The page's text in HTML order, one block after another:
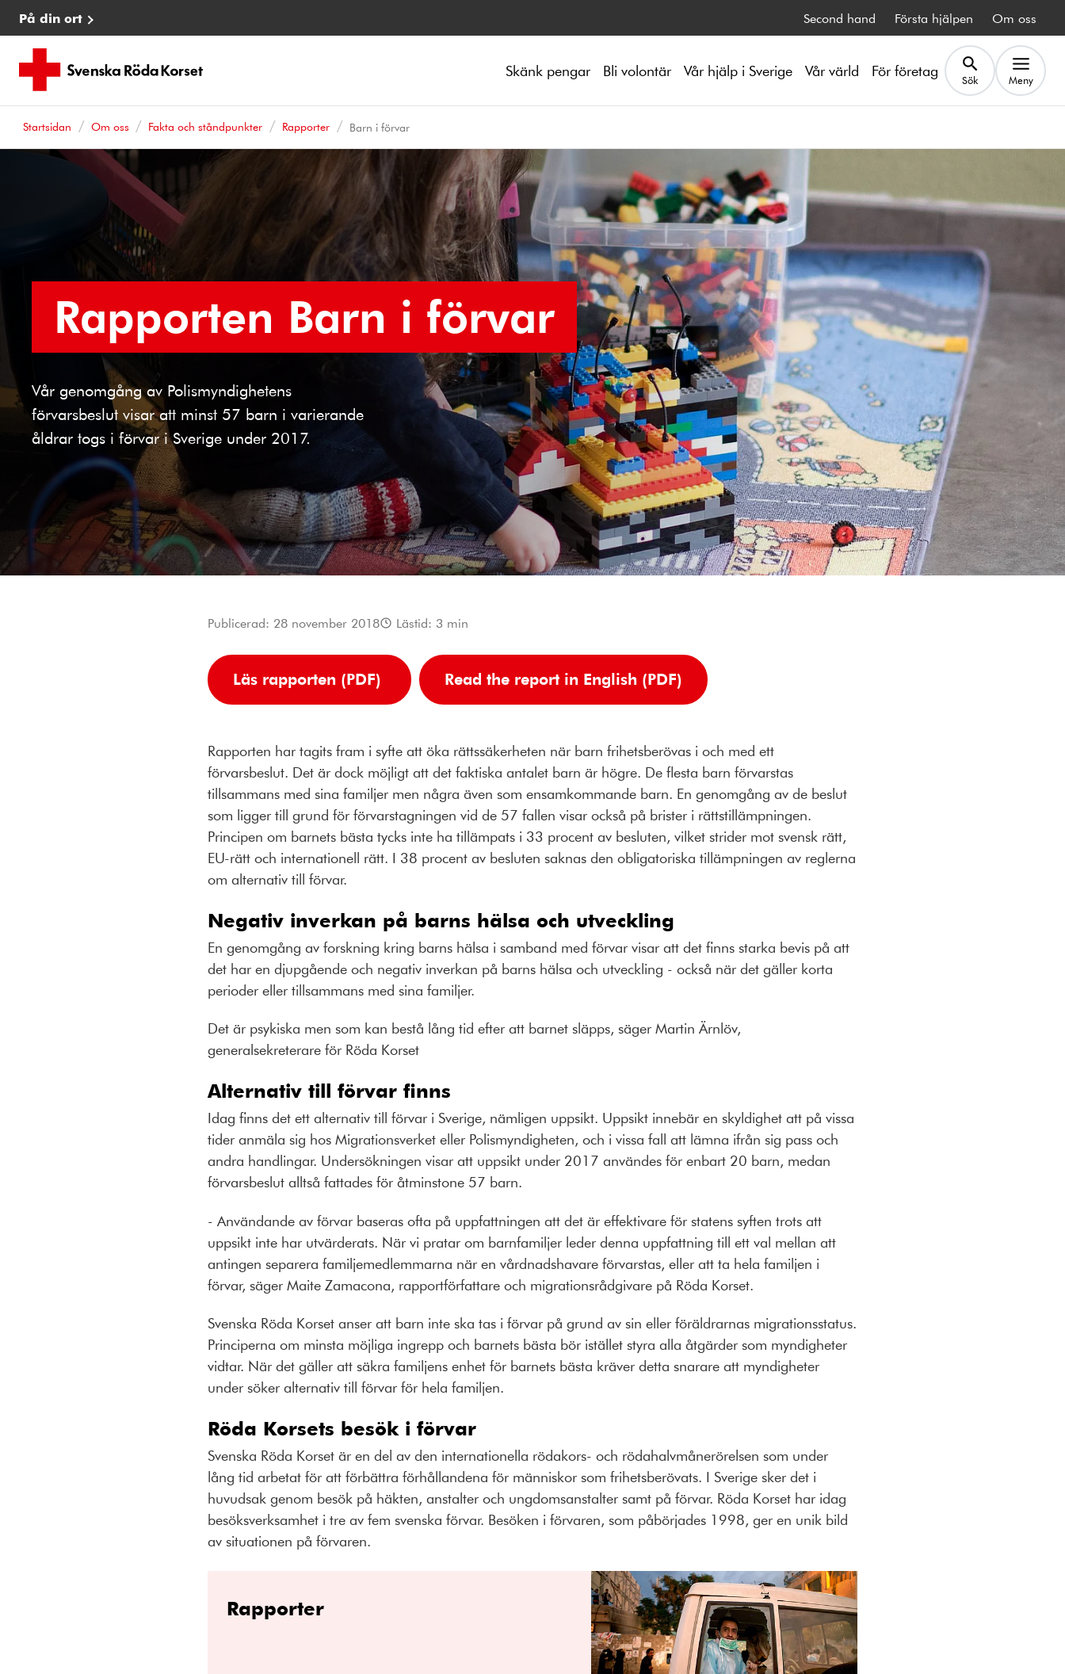
På din ort Second hand Första hjälpen Om oss
Skänk pengar Bli volontär Vår hjälp i Sverige Vår värld För företag Sök Meny
Startsidan Om oss Fakta och ståndpunkter Rapporter Barn i förvar
Rapporten Barn i förvar
Vår genomgång av Polismyndighetens
förvarsbeslut visar att minst 57 barn i varierande
åldrar togs i förvar i Sverige under 2017.
Publicerad: 28 november 2018 Lästid: 3 min
Läs rapporten (PDF) Read the report in English (PDF)
Rapporten har tagits fram i syfte att öka rättssäkerheten när barn frihetsberövas i och med ett
förvarsbeslut. Det är dock möjligt att det faktiska antalet barn är högre. De flesta barn förvarstas
tillsammans med sina familjer men några även som ensamkommande barn. En genomgång av de beslut
som ligger till grund för förvarstagningen vid de 57 fallen visar också på brister i rättstillämpningen.
Principen om barnets bästa tycks inte ha tillämpats i 33 procent av besluten, vilket strider mot svensk rätt,
EU-rätt och internationell rätt. I 38 procent av besluten saknas den obligatoriska tillämpningen av reglerna
om alternativ till förvar.
Negativ inverkan på barns hälsa och utveckling
En genomgång av forskning kring barns hälsa i samband med förvar visar att det finns starka bevis på att
det har en djupgående och negativ inverkan på barns hälsa och utveckling - också när det gäller korta
perioder eller tillsammans med sina familjer.
Det är psykiska men som kan bestå lång tid efter att barnet släpps, säger Martin Ärnlöv,
generalsekreterare för Röda Korset
Alternativ till förvar finns
Idag finns det ett alternativ till förvar i Sverige, nämligen uppsikt. Uppsikt innebär en skyldighet att på vissa
tider anmäla sig hos Migrationsverket eller Polismyndigheten, och i vissa fall att lämna ifrån sig pass och
andra handlingar. Undersökningen visar att uppsikt under 2017 användes för enbart 20 barn, medan
förvarsbeslut alltså fattades för åtminstone 57 barn.
- Användande av förvar baseras ofta på uppfattningen att det är effektivare för statens syften trots att
uppsikt inte har utvärderats. När vi pratar om barnfamiljer leder denna uppfattning till ett val mellan att
antingen separera familjemedlemmarna när en vårdnadshavare förvarstas, eller att ta hela familjen i
förvar, säger Maite Zamacona, rapportförfattare och migrationsrådgivare på Röda Korset.
Svenska Röda Korset anser att barn inte ska tas i förvar på grund av sin eller föräldrarnas migrationsstatus.
Principerna om minsta möjliga ingrepp och barnets bästa bör istället styra alla åtgärder som myndigheter
vidtar. När det gäller att säkra familjens enhet för barnets bästa kräver detta snarare att myndigheter
under söker alternativ till förvar för hela familjen.
Röda Korsets besök i förvar
Svenska Röda Korset är en del av den internationella rödakors- och rödahalvmånerörelsen som under
lång tid arbetat för att förbättra förhållandena för människor som frihetsberövats. I Sverige sker det i
huvudsak genom besök på häkten, anstalter och ungdomsanstalter samt på förvar. Röda Korset har idag
besöksverksamhet i tre av fem svenska förvar. Besöken i förvaren, som påbörjades 1998, ger en unik bild
av situationen på förvaren.
Rapporter